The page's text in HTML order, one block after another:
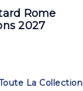
Rome
2027
La Collection